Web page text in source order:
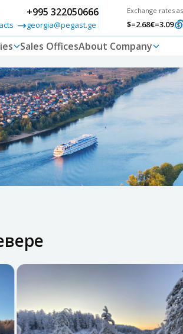
+995 322050666
georgia@pegast.ge
Exchange rates
$=2.68€=3.09
Sales OfficesAbout Company